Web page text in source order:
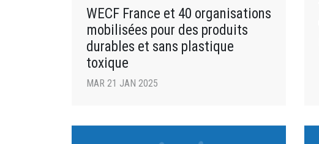
WECF France et 40 organisations
mobilisées pour des produits
durables et sans plastique
toxique
MAR 21 JAN 2025